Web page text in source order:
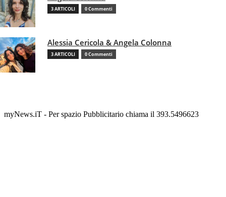
3 ARTICOLI 0 Commenti
Alessia Cericola & Angela Colonna
3 ARTICOLI 0 Commenti
myNews.iT - Per spazio Pubblicitario chiama il 393.5496623